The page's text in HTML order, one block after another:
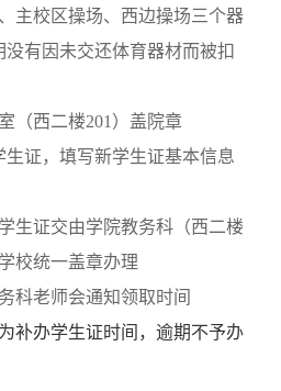
主校区操场、西边操场三个器
有因未交还体育器材而被扣
（西二楼201 ）盖院章
生证，填写新学生证基本信息
生证交由学院教务科（西二楼
校统一盖章办理
科老师会通知领取时间
补办学生证时间，逾期不予办